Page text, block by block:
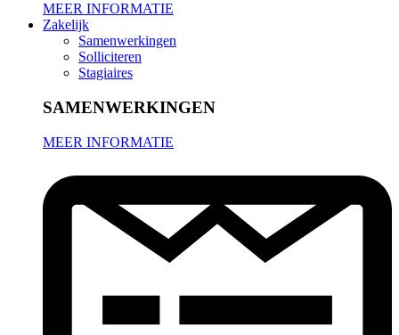
MEER INFORMATIE
Zakelijk
Samenwerkingen
Solliciteren
Stagiaires
SAMENWERKINGEN
MEER INFORMATIE